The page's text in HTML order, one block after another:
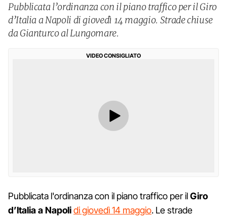
Pubblicata l’ordinanza con il piano traffico per il Giro
d’Italia a Napoli di giovedì 14 maggio. Strade chiuse
da Gianturco al Lungomare.
VIDEO CONSIGLIATO
Pubblicata l'ordinanza con il piano traffico per ilGiro
d’Italia a Napolidi giovedì 14 maggio. Le strade